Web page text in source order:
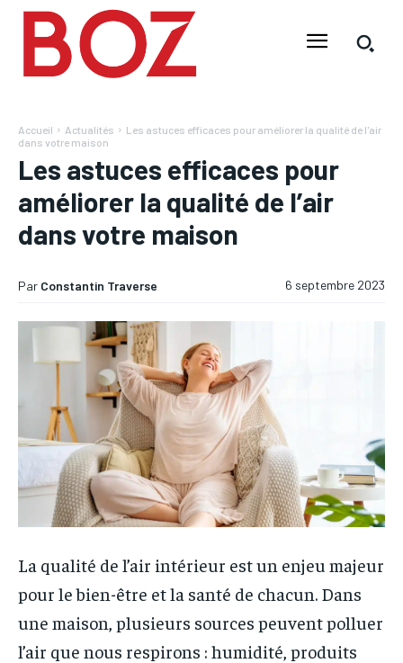
Accueil Actualités
Les astuces efficaces pour améliorer la qualité de l'air
dans votre maison
Les astuces efficaces pour
améliorer la qualité de l’air
dans votre maison
6 septembre 2023
Par Constantin Traverse
La qualité de l’air intérieur est un enjeu majeur
pour le bien-être et la santé de chacun. Dans
une maison, plusieurs sources peuvent polluer
l’air que nous respirons : humidité, produits